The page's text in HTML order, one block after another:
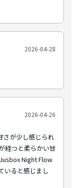
2026-04-28
2026-04-26
さが少し感じられ
経つと柔らかい甘
Night Flow
いると感じまし